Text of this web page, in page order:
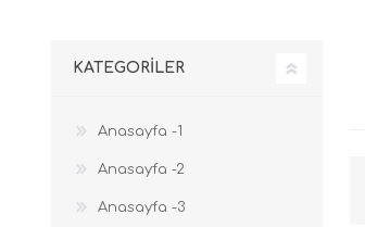
KATEGORILER
Anasayfa -1
Anasayfa -2
Anasayfa -3